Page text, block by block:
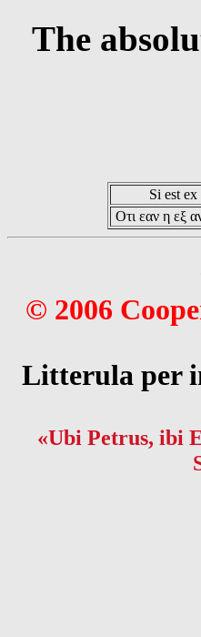
The
Si est
Οτι εαν η εξ
© 2006
Litterula per
«Ubi Petrus, ibi